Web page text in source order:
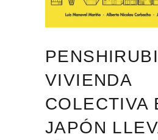
VIVIENDA
COLECTIVA
JAPÓN